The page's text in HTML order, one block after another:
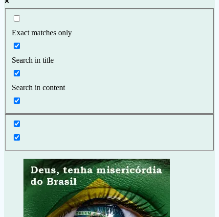
Exact matches only
Search in title
Search in content